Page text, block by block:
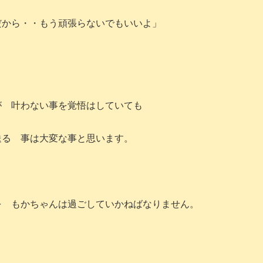
ら・・もう頑張らないでもいいよ」
わない事を覚悟はしていても
事は大変な事と思います。
かちゃんは過ごしていかねばなりません。